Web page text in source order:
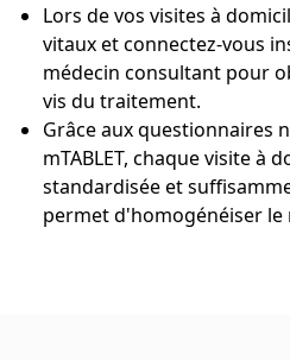
Lors de vos visites à
vitaux et connectez-vous
médecin consultant pour
vis du traitement.
Grâce aux questionnaires
mTABLET, chaque visite à
standardisée et
permet d'homogénéiser le